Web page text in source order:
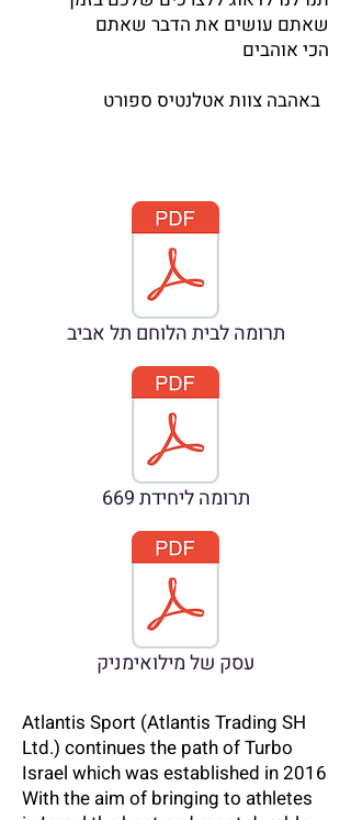
שאתם עושים את הדבר שאתם
הכי אוהבים
תרומה לבית הלוחם תל אביב
תרומה ליחידת 669
עסק של מילואימניק
Atlantis Sport (Atlantis Trading SH
Ltd.) continues the path of Turbo
Israel which was established in 2016
With the aim of bringing to athletes